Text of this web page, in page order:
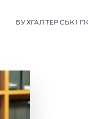
БУХГАЛТЕРСЬКІ